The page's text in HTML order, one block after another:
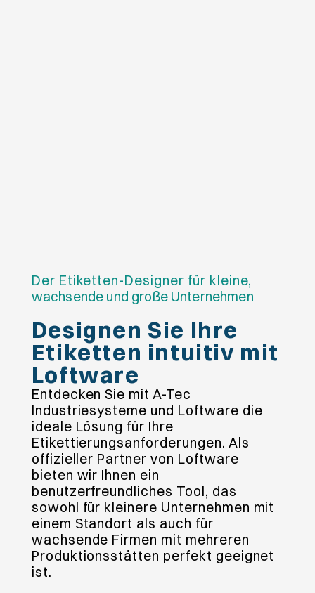
Der Etiketten-Designer für kleine,
wachsende und große Unternehmen
Designen Sie Ihre
Etiketten intuitiv mit
Loftware
Entdecken Sie mit A-Tec
Industriesysteme und Loftware die
ideale Lösung für Ihre
Etikettierungsanforderungen. Als
offizieller Partner von Loftware
bieten wir Ihnen ein
benutzerfreundliches Tool, das
sowohl für kleinere Unternehmen mit
einem Standort als auch für
wachsende Firmen mit mehreren
Produktionsstätten perfekt geeignet
ist.